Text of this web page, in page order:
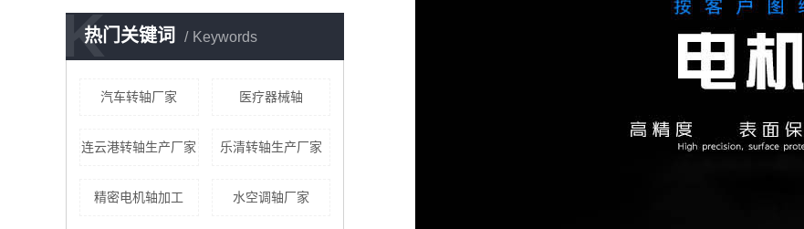
热门关键词 Keywords
K
汽车转轴厂家 医疗器械轴
连云港转轴生产厂家 乐清转轴生产厂家
精密电机轴加工 水空调轴厂家